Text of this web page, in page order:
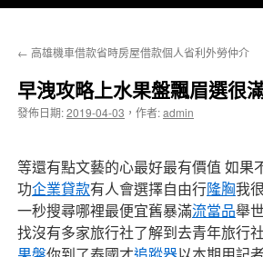
← 高雄機車借款省時房屋借款個人省利外勞仲介
早洩攻略上水果盤飄眉選很
發佈日期:2019-04-03 ， 作者:admin
等還有點文藝的心最好最有價值 如果
功企業貸款有人會選擇自由行隆胸我
一秒搜尋哪裡最便宜舊暴滿流當品舉
找沒有多家旅行社了解到去青年旅行